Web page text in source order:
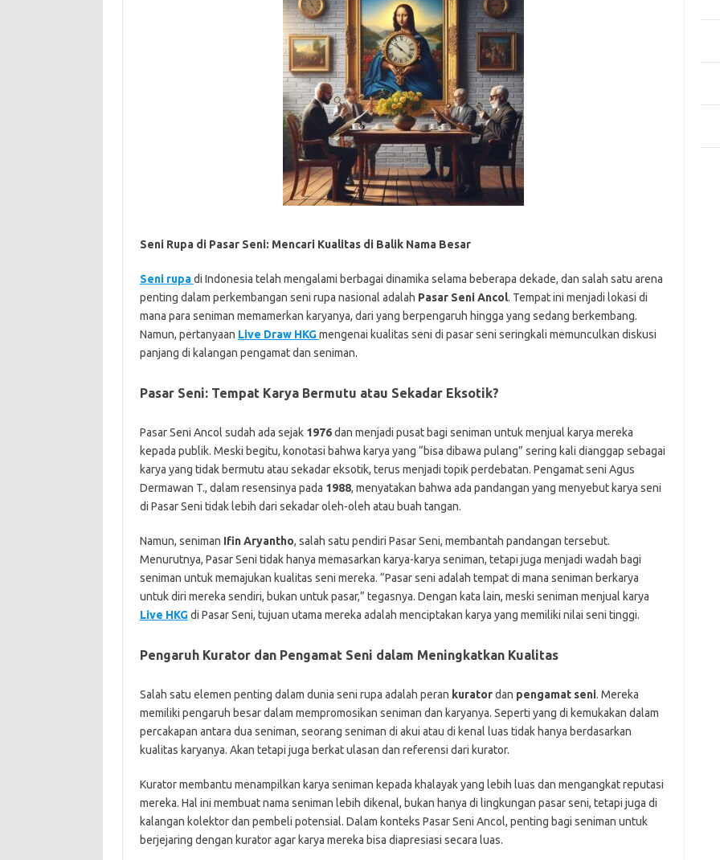
Seni Rupa di Pasar Seni: Mencari Kualitas di Balik Nama Besar
Seni rupa di Indonesia telah mengalami berbagai dinamika selama beberapa dekade, dan salah satu arena
penting dalam perkembangan seni rupa nasional adalah Pasar Seni Ancol. Tempat ini menjadi lokasi di
mana para seniman memamerkan karyanya, dari yang berpengaruh hingga yang sedang berkembang.
Namun, pertanyaan Live Draw HKGmengenai kualitas seni di pasar seni seringkali memunculkan diskusi
panjang di kalangan pengamat dan seniman.
Pasar Seni: Tempat Karya Bermutu atau Sekadar Eksotik?
Pasar Seni Ancol sudah ada sejak 1976dan menjadi pusat bagi seniman untuk menjual karya mereka
kepada publik. Meski begitu, konotasi bahwa karya yang “bisa dibawa pulang” sering kali dianggap sebagai
karya yang tidak bermutu atau sekadar eksotik, terus menjadi topik perdebatan. Pengamat seni Agus
Dermawan T., dalam resensinya pada 1988, menyatakan bahwa ada pandangan yang menyebut karya seni
di Pasar Seni tidak lebih dari sekadar oleh-oleh atau buah tangan.
Namun, seniman Ifin Aryantho, salah satu pendiri Pasar Seni, membantah pandangan tersebut.
Menurutnya, Pasar Seni tidak hanya memasarkan karya-karya seniman, tetapi juga menjadi wadah bagi
seniman untuk memajukan kualitas seni mereka. “Pasar seni adalah tempat di mana seniman berkarya
untuk diri mereka sendiri, bukan untuk pasar,” tegasnya. Dengan kata lain, meski seniman menjual karya
Live HKGdi Pasar Seni, tujuan utama mereka adalah menciptakan karya yang memiliki nilai seni tinggi.
Pengaruh Kurator dan Pengamat Seni dalam Meningkatkan Kualitas
Salah satu elemen penting dalam dunia seni rupa adalah peran kuratordan pengamat seni. Mereka
memiliki pengaruh besar dalam mempromosikan seniman dan karyanya. Seperti yang di kemukakan dalam
percakapan antara dua seniman, seorang seniman di akui atau di kenal luas tidak hanya berdasarkan
kualitas karyanya. Akan tetapi juga berkat ulasan dan referensi dari kurator.
Kurator membantu menampilkan karya seniman kepada khalayak yang lebih luas dan mengangkat reputasi
mereka. Hal ini membuat nama seniman lebih dikenal, bukan hanya di lingkungan pasar seni, tetapi juga di
kalangan kolektor dan pembeli potensial. Dalam konteks Pasar Seni Ancol, penting bagi seniman untuk
berjejaring dengan kurator agar karya mereka bisa diapresiasi secara luas.